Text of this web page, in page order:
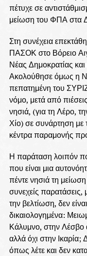
πέτυχε σε
μείωση του ΦΠΑ στα
Στη συνέχεια
ΠΑΣΟΚ στο Βόρειο
Νέας Δημοκρατίας
Ακολούθησε όμως η
πεπατημένη του
νόμο, μετά από
νησιά, (για τη Λέρο,
Χίο) σε συνάρτηση με
κέντρα παραμονής
Η παράταση λοιπόν
που είναι μια
πέντε νησιά τη
συνεχείς
την βελτίωση, δεν
δικαιολογημένα:
Κάλυμνο, στην Λέσβο
αλλά όχι στην
όπως λέτε και δεν